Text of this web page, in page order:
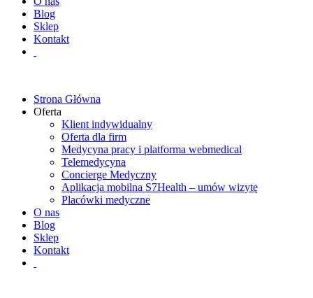
Blog
Sklep
Kontakt
Strona Główna
Oferta
Klient indywidualny
Oferta dla firm
Medycyna pracy i platforma webmedical
Telemedycyna
Concierge Medyczny
Aplikacja mobilna S7Health – umów wizytę
Placówki medyczne
O nas
Blog
Sklep
Kontakt